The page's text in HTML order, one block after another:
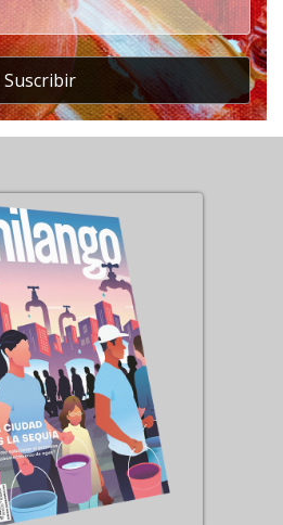
Suscribir